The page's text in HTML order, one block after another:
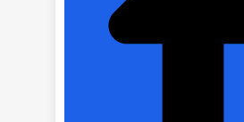
Van Cửa Đồng Minh
Liên hệ mua Van cửa
Van Cửa Đồng